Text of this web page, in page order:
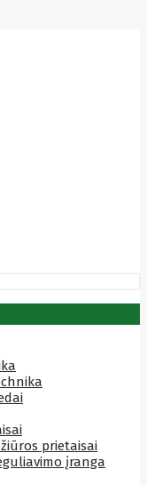
prietaisai
įranga